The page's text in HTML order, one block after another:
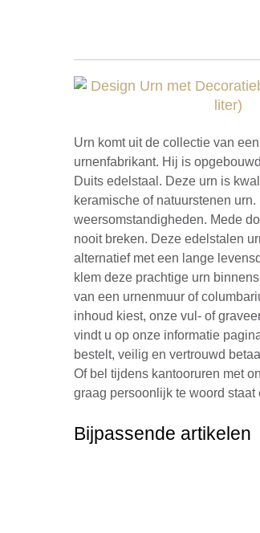
Urn komt uit de collectie van
urnenfabrikant. Hij is
Duits edelstaal. Deze urn is
keramische of natuurstenen
weersomstandigheden. Mede
nooit breken. Deze edelstalen
alternatief met een lange
klem deze prachtige urn
van een urnenmuur of
inhoud kiest, onze vul- of
vindt u op onze informatie
bestelt, veilig en vertrouwd
Of bel tijdens kantooruren met
graag persoonlijk te woord staat
Bijpassende artikelen